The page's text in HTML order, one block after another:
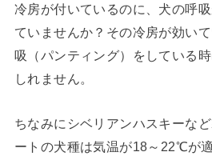
冷房が付いているのに、犬の呼
ていませんか？その冷房が効い
吸（パンティング）をしている
しれません。
ちなみにシベリアンハスキーな
ートの犬種は気温が18～22℃が